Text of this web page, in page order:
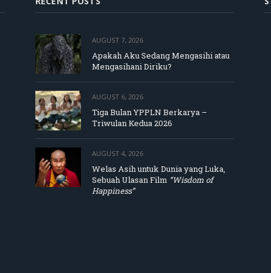
AUGUST 7, 2026
Apakah Aku Sedang Mengasihi atau
Mengasihani Diriku?
AUGUST 6, 2026
Tiga Bulan YPPLN Berkarya –
Triwulan Kedua 2026
AUGUST 4, 2026
Welas Asih untuk Dunia yang Luka,
Sebuah Ulasan Film “Wisdom of
Happiness”